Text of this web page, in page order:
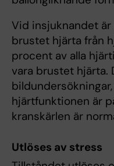
Vid insjuknandet
brustet hjärta från
procent av alla
vara brustet hjärta.
hjärtfunktionen är
kranskärlen är
Utlöses av stress